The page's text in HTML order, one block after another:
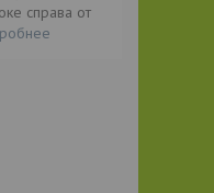
справа от